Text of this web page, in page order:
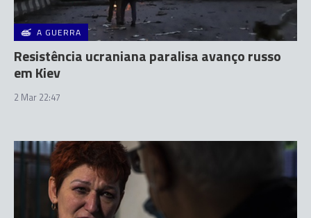
A GUERRA
Resistência ucraniana paralisa avanço russo
em Kiev
2 Mar 22:47